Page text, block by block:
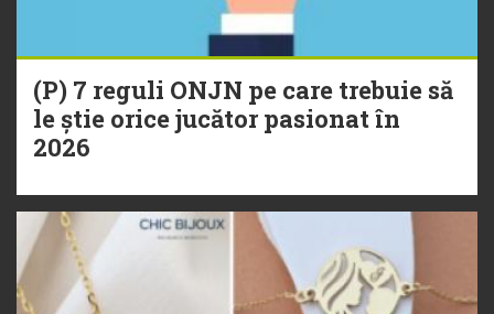
(P) 7 reguli ONJN pe care trebuie să
le știe orice jucător pasionat în
2026